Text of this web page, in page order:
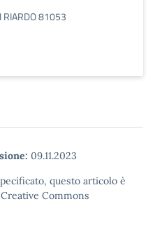
RIARDO 81053
09.11.2023
questo articolo è
Commons